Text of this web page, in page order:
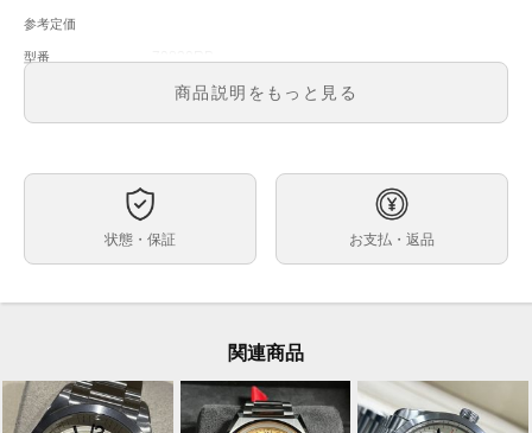
参考定価
型番
メンズ
文字盤 ブラック文字盤
約41mm
ケース素材
・日差約-1秒
（タイムグラファー平置計測。計測環境により変動。参
考程度にお考えください。）
商品説明をもっと見る
状態・保証 お支払・返品
関連商品